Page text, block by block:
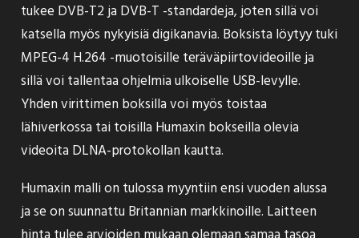
tukee DVB-T2 ja DVB-T -standardeja, joten sillä voi
katsella myös nykyisiä digikanavia. Boksista löytyy tuki
MPEG-4 H.264 -muotoisille teräväpiirtovideoille ja
sillä voi tallentaa ohjelmia ulkoiselle USB-levylle.
Yhden virittimen boksilla voi myös toistaa
lähiverkossa tai toisilla Humaxin bokseilla olevia
videoita DLNA-protokollan kautta.
Humaxin malli on tulossa myyntiin ensi vuoden alussa
ja se on suunnattu Britannian markkinoille. Laitteen